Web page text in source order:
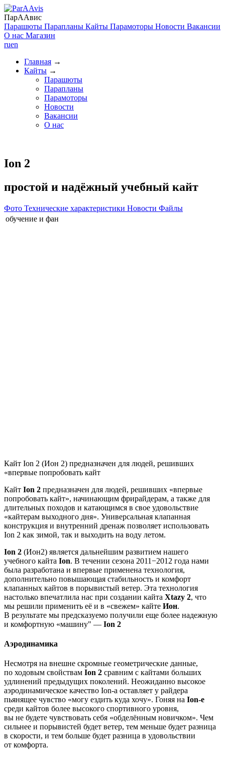
ПарААвис
Парашюты Парапланы Кайты Парамоторы Новости Вакансии
О нас Магазин
ruen
Главная →
Кайты →
Парашюты
Парапланы
Парамоторы
Новости
Вакансии
О нас
Ion 2
простой и надёжный учебный кайт
Фото Технические характеристики Новости Файлы
обучение и фан
Кайт Ion 2 (Ион 2) предназначен для людей, решивших
«впервые попробовать кайт
Кайт Ion 2 предназначен для людей, решивших «впервые
попробовать кайт», начинающим фрирайдерам, а также для
длительных походов и катающимся в свое удовольствие
«кайтерам выходного дня». Универсальная клапанная
конструкция и внутренний дренаж позволяет использовать
Ion 2 как зимой, так и выходить на воду летом.
Ion 2 (Ион2) является дальнейшим развитием нашего
учебного кайта Ion. В течении сезона 2011−2012 года нами
была разработана и впервые применена технология,
дополнительно повышающая стабильность и комфорт
клапанных кайтов в порывистый ветер. Эта технология
настолько впечатлила нас при создании кайта Xtazy 2, что
мы решили применить её и в «свежем» кайте Ион.
В результате мы предсказуемо получили еще более надежную
и комфортную «машину" — Ion 2
Аэродинамика
Несмотря на внешне скромные геометрические данные,
по ходовым свойствам Ion 2 сравним с кайтами больших
удлинений предыдущих поколений. Неожиданно высокое
аэродинамическое качество Ion-а оставляет у райдера
пьянящее чувство «могу ездить куда хочу». Гоняя на Ion-e
среди кайтов более высокого спортивного уровня,
вы не будете чувствовать себя «обделённым новичком». Чем
сильнее и порывистей будет ветер, тем меньше будет разница
в скорости, и тем больше будет разница в удовольствии
от комфорта.